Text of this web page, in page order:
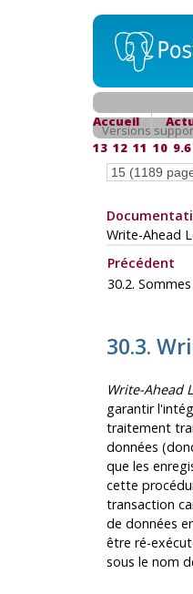
Accueil
Versions
13 12 11 10 9.6
Write-Ahead
Précédent
30.2.
30.3.
Write-Ahead
garantir
traitement
données
que les
cette
transaction
de données
être ré-
sous le nom